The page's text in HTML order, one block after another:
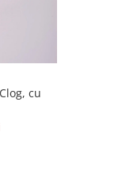
cu